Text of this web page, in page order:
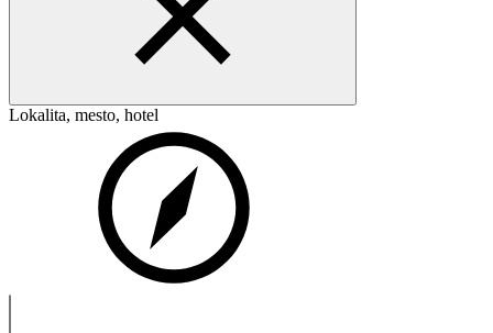
Lokalita, mesto, hotel